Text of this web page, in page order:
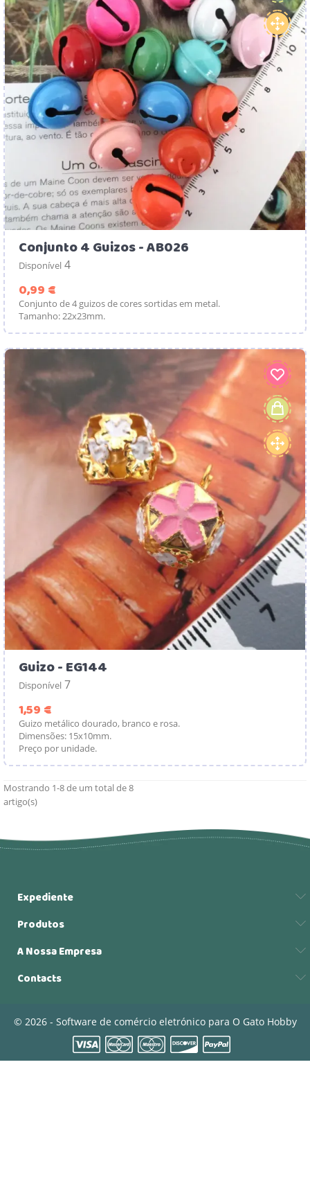
Conjunto 4 Guizos - AB026
Disponível 4
0,99 €
Conjunto de 4 guizos de cores sortidas em metal.
Tamanho: 22x23mm.
Guizo - EG144
Disponível 7
1,59 €
Guizo metálico dourado, branco e rosa.
Dimensões: 15x10mm.
Preço por unidade.
Mostrando 1-8 de um total de 8
artigo(s)
Expediente
Produtos
A Nossa Empresa
Contacts
© 2026 - Software de comércio eletrónico para O Gato Hobby